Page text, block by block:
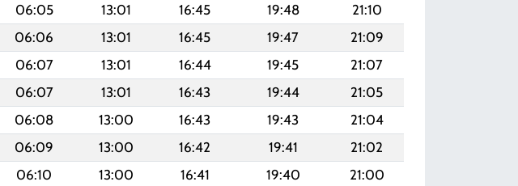
06:05 13:01 16:45 19:48
21:10
06:06 13:01 16:45 19:47
21:09
06:07 13:01 16:44 19:45
21:07
06:07 13:01 16:43 19:44
21:05
06:08 13:00 16:43 19:43
21:04
06:09 13:00 16:42 19:41
21:02
06:10 13:00 16:41 19:40 21:00